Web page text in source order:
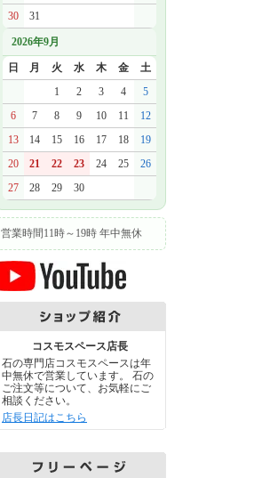
30
31
2026年9月
日 月 火 水 木 金
土
1
2 3 4
5
6
7 8 9 10 11
12
13
14 15 16 17 18
19
20
21 22 23 24 25
26
27
28 29 30
営業時間11時～19時 年中無休
コスモスペース店長
石の専門店コスモスペースは年
中無休で営業しています。 石の
ご注文等について、お気軽にご
相談ください。
店長日記はこちら